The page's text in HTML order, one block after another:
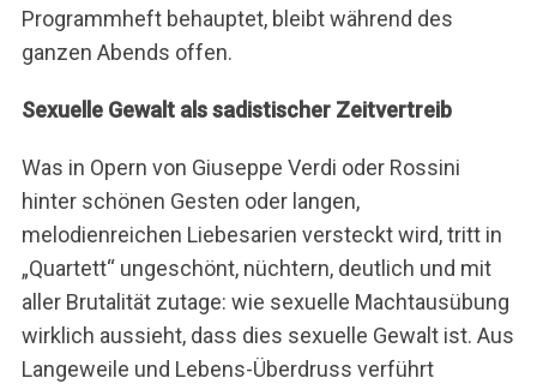
Programmheft behauptet, bleibt während des
ganzen Abends offen.
Sexuelle Gewalt als sadistischer Zeitvertreib
Was in Opern von Giuseppe Verdi oder Rossini
hinter schönen Gesten oder langen,
melodienreichen Liebesarien versteckt wird, tritt in
„Quartett“ ungeschönt, nüchtern, deutlich und mit
aller Brutalität zutage: wie sexuelle Machtausübung
wirklich aussieht, dass dies sexuelle Gewalt ist. Aus
Langeweile und Lebens-Überdruss verführt